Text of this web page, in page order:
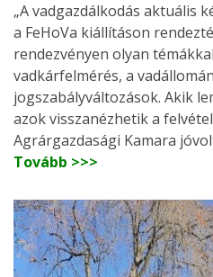
„A vadgazdálkodás aktuális
a FeHoVa kiállításon
rendezvényen olyan
vadkárfelmérés, a
jogszabályváltozások. Akik
azok visszanézhetik a
Agrárgazdasági Kamara
Tovább >>>